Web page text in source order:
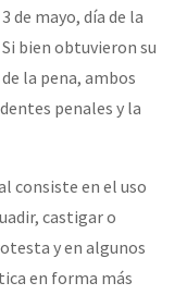
de mayo, día de la
Si bien obtuvieron su
la pena, ambos
penales y la
consiste en el uso
castigar o
y en algunos
en forma más